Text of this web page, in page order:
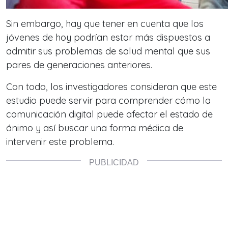
Sin embargo, hay que tener en cuenta que los
jóvenes de hoy podrían estar más dispuestos a
admitir sus problemas de salud mental que sus
pares de generaciones anteriores.
Con todo, los investigadores consideran que este
estudio puede servir para comprender cómo la
comunicación digital puede afectar el estado de
ánimo y así buscar una forma médica de
intervenir este problema.